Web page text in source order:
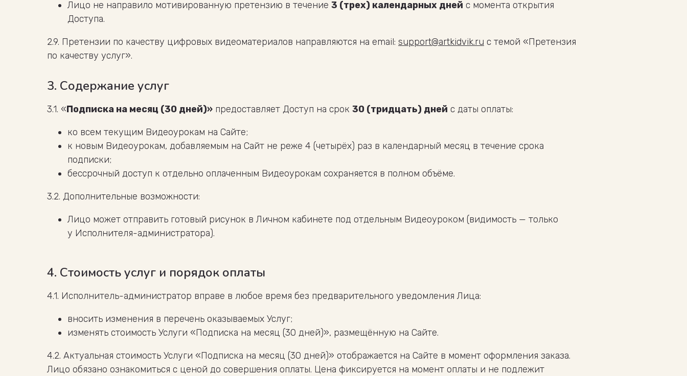
Лицо не направило мотивированную претензию в течение 3 (трех) календарных дней с момента открытия
Доступа.
2.9. Претензии по качеству цифровых видеоматериалов направляются на email: support@artkidvik.ru с темой «Претензия
по качеству услуг».
3. Содержание услуг
3.1. «Подписка на месяц (30 дней)» предоставляет Доступ на срок 30 (тридцать) дней с даты оплаты:
ко всем текущим Видеоурокам на Сайте;
к новым Видеоурокам, добавляемым на Сайт не реже 4 (четырёх) раз в календарный месяц в течение срока
подписки;
бессрочный доступ к отдельно оплаченным Видеоурокам сохраняется в полном объёме.
3.2. Дополнительные возможности:
Лицо может отправить готовый рисунок в Личном кабинете под отдельным Видеоуроком (видимость — только
у Исполнителя-администратора).
4. Стоимость услуг и порядок оплаты
4.1. Исполнитель-администратор вправе в любое время без предварительного уведомления Лица:
вносить изменения в перечень оказываемых Услуг;
изменять стоимость Услуги «Подписка на месяц (30 дней)», размещённую на Сайте.
4.2. Актуальная стоимость Услуги «Подписка на месяц (30 дней)» отображается на Сайте в момент оформления заказа.
Лицо обязано ознакомиться с ценой до совершения оплаты. Цена фиксируется на момент оплаты и не подлежит